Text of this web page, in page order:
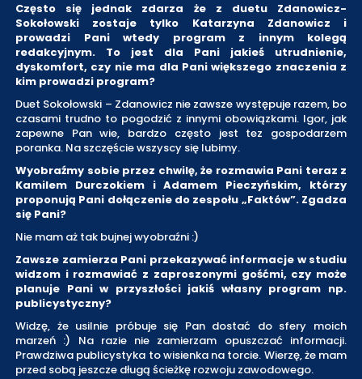
Często się jednak zdarza że z duetu Zdanowicz-
Sokołowski zostaje tylko Katarzyna Zdanowicz i
prowadzi Pani wtedy program z innym kolegą
redakcyjnym. To jest dla Pani jakieś utrudnienie,
dyskomfort, czy nie ma dla Pani większego znaczenia z
kim prowadzi program?
Duet Sokołowski – Zdanowicz nie zawsze występuje razem, bo
czasami trudno to pogodzić z innymi obowiązkami. Igor, jak
zapewne Pan wie, bardzo często jest tez gospodarzem
poranka. Na szczęście wszyscy się lubimy.
Wyobraźmy sobie przez chwilę, że rozmawia Pani teraz z
Kamilem Durczokiem i Adamem Pieczyńskim, którzy
proponują Pani dołączenie do zespołu „Faktów”. Zgadza
się Pani?
Nie mam aż tak bujnej wyobraźni :)
Zawsze zamierza Pani przekazywać informacje w studiu
widzom i rozmawiać z zaproszonymi gośćmi, czy może
planuje Pani w przyszłości jakiś własny program np.
publicystyczny?
Widzę, że usilnie próbuje się Pan dostać do sfery moich
marzeń :) Na razie nie zamierzam opuszczać informacji.
Prawdziwa publicystyka to wisienka na torcie. Wierzę, że mam
przed sobą jeszcze długą ścieżkę rozwoju zawodowego.